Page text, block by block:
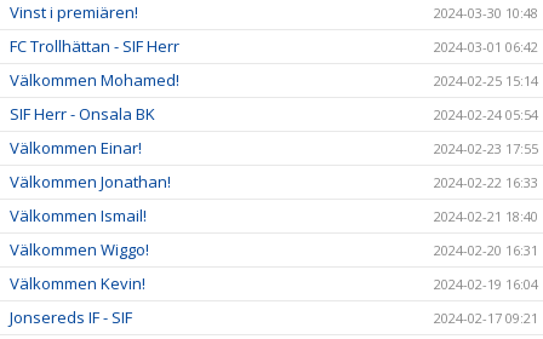
Vinst i premiären! 2024-03-30 10:48
FC Trollhättan - SIF Herr 2024-03-01 06:42
Välkommen Mohamed! 2024-02-25 15:14
SIF Herr - Onsala BK 2024-02-24 05:54
Välkommen Einar! 2024-02-23 17:55
Välkommen Jonathan! 2024-02-22 16:33
Välkommen Ismail! 2024-02-21 18:40
Välkommen Wiggo! 2024-02-20 16:31
Välkommen Kevin! 2024-02-19 16:04
Jonsereds IF - SIF 2024-02-17 09:21